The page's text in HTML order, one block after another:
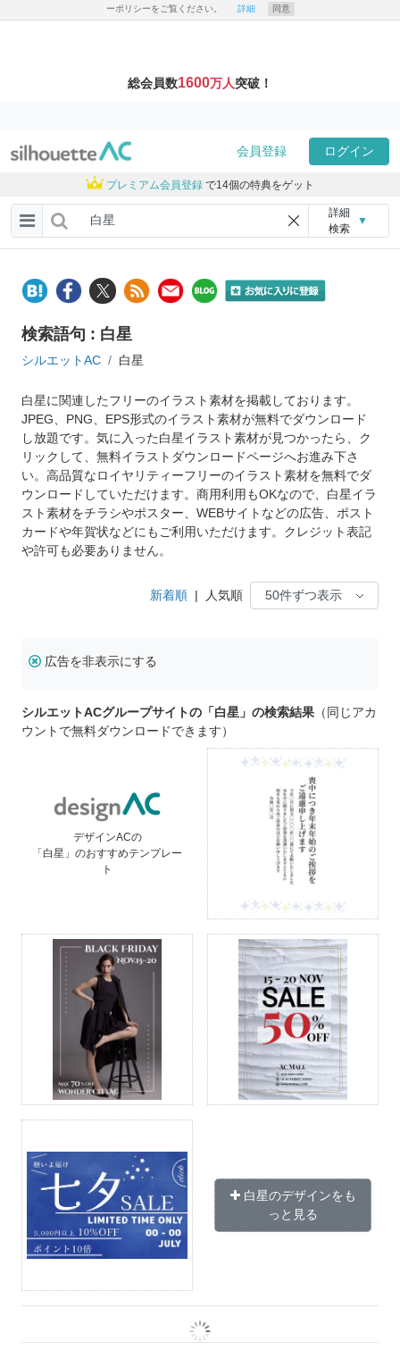
ーポリシーをご覧ください。 詳細 同意
総会員数1600万人突破！
会員登録 ログイン
プレミアム会員登録 で14個の特典をゲット
詳細
検索
▼
検索語句 : 白星
シルエットAC 白星
白星に関連したフリーのイラスト素材を掲載しております。
JPEG、PNG、EPS形式のイラスト素材が無料でダウンロード
し放題です。気に入った白星イラスト素材が見つかったら、ク
リックして、無料イラストダウンロードページへお進み下さ
い。高品質なロイヤリティーフリーのイラスト素材を無料でダ
ウンロードしていただけます。商用利用もOKなので、白星イラ
スト素材をチラシやポスター、WEBサイトなどの広告、ポスト
カードや年賀状などにもご利用いただけます。クレジット表記
や許可も必要ありません。
新着順 | 人気順
広告を非表示にする
シルエットACグループサイトの「白星」の検索結果 （同じアカ
ウントで無料ダウンロードできます）
デザインACの
「白星」のおすすめテンプレー
ト
白星のデザインをも
っと見る